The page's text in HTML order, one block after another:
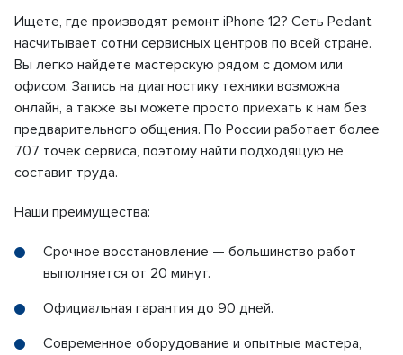
Ищете, где производят ремонт iPhone 12? Сеть Pedant
насчитывает сотни сервисных центров по всей стране.
Вы легко найдете мастерскую рядом с домом или
офисом. Запись на диагностику техники возможна
онлайн, а также вы можете просто приехать к нам без
предварительного общения. По России работает более
707 точек сервиса, поэтому найти подходящую не
составит труда.
Наши преимущества:
Срочное восстановление — большинство работ
выполняется от 20 минут.
Официальная гарантия до 90 дней.
Современное оборудование и опытные мастера,